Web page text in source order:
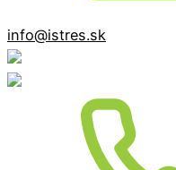
info@istres.sk